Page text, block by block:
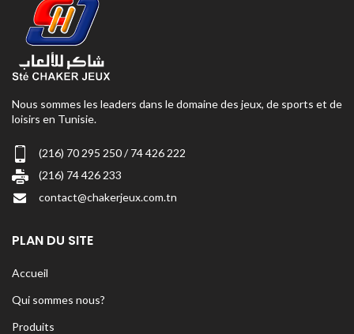
Nous sommes les leaders dans le domaine des jeux, de sports et de
loisirs en Tunisie.
(216) 70 295 250 / 74 426 222
(216) 74 426 233
contact@chakerjeux.com.tn
PLAN DU SITE
Accueil
Qui sommes nous?
Produits